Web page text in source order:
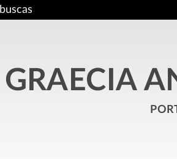
buscas
GRAECIA